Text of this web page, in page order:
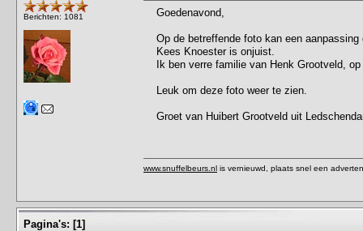
Berichten: 1081 Goedenavond,
Op de betreffende foto kan een aanpassing
Kees Knoester is onjuist.
Ik ben verre familie van Henk Grootveld, op
Leuk om deze foto weer te zien.
Groet van Huibert Grootveld uit
www.snuffelbeurs.nl is vernieuwd, plaats snel een
Pagina's: [1]